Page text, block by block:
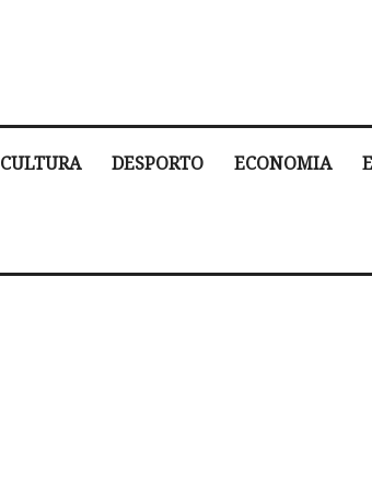
CULTURA DESPORTO ECONOMIA